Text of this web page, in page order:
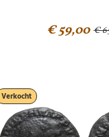
en ontvang wekelijks een
speciale aanbiedingen.
via de nieuwsbrief.
met derden
tonen.
€ 59,00 €
Verkocht